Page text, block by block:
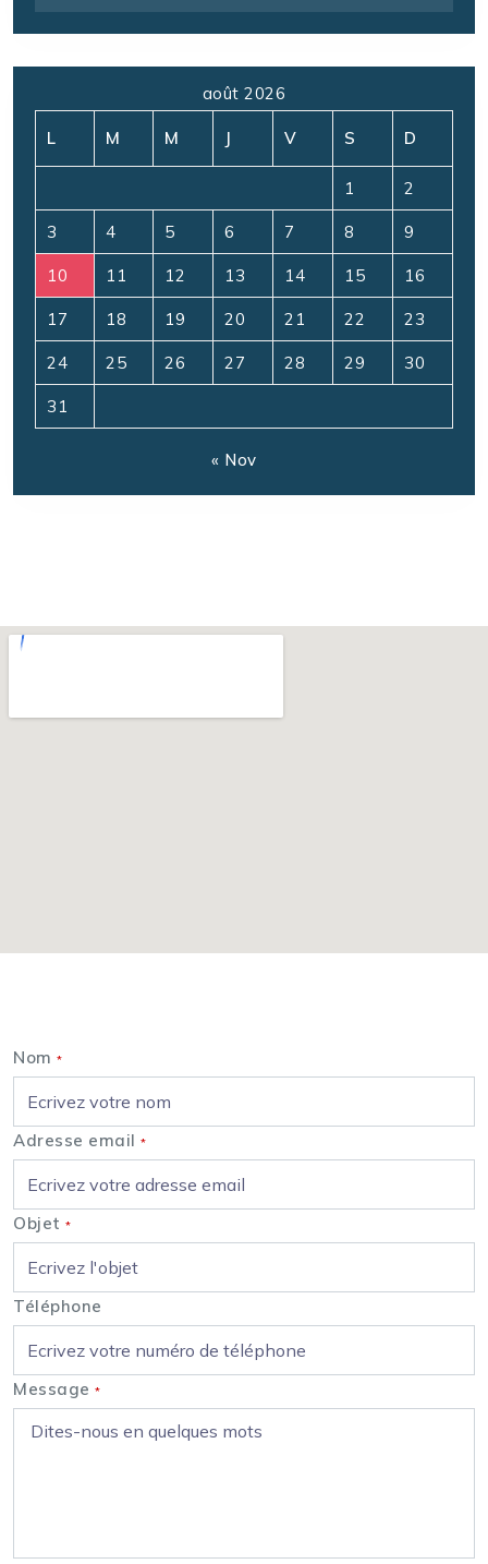
août 2026
L M M J V S D
1 2
3 4 5 6 7 8 9
10 11 12 13 14 15 16
17 18 19 20 21 22 23
24 25 26 27 28 29 30
31
« Nov
Nom *
Adresse email *
Objet *
Téléphone
Message *